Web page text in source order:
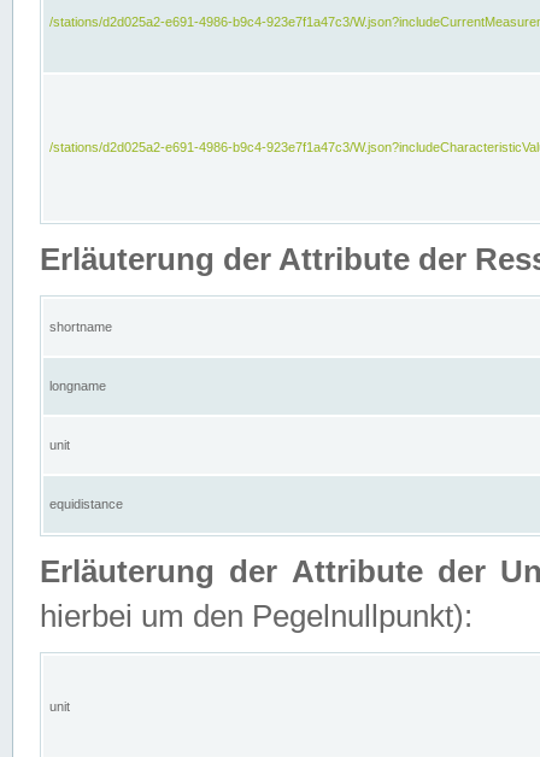
/stations/d2d025a2-e691-4986-b9c4-923e7f1a47c3/
/stations/d2d025a2-e691-4986-b9c4-923e7f1a47c3/
Erläuterung der Attribute der
shortname
longname
unit
equidistance
Erläuterung der Attribute der
hierbei um den Pegelnullpunkt):
unit